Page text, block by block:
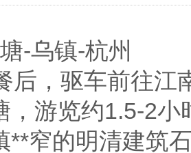
-乌镇-杭州
后，驱车前往江
，游览约1.5-2
**窄的明清建筑